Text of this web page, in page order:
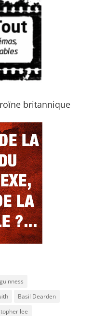
britannique
Basil Dearden
lee